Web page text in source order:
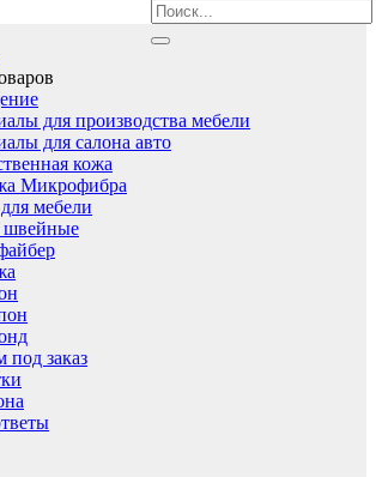
для производства мебели
для салона авто
кожа
Микрофибра
мебели
под заказ